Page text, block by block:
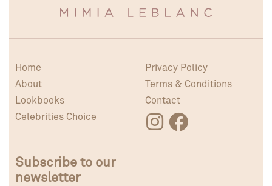
Home
About
Lookbooks
Celebrities Choice
Privacy Policy
Terms & Conditions
Contact
Subscribe to our
newsletter